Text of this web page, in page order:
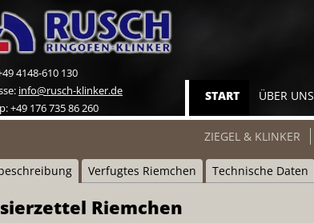
4148-610 130
info@rusch-klinker.de
+49 176 735 86 260
Navigation
überspringen
START ÜBER UNS
Navigation
ZIEGEL & KLINKER
Verfugtes Riemchen Technische Daten
Riemchen